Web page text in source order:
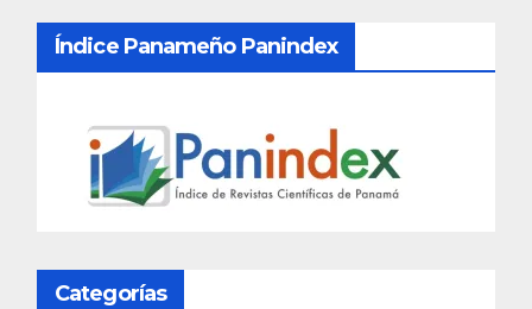
Índice Panameño Panindex
Categorías